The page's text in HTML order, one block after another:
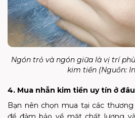
Ngón trỏ và ngón giữa là vị trí
kim tiền (Nguồn:
4. Mua nhẫn kim tiền uy tín ở
Bạn nên chọn mua tại các